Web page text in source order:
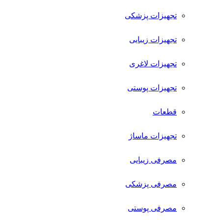
تجهیزات پزشکی
تجهیزات زیبایی
تجهیزات لاغری
تجهیزات پوستی
قطعات
تجهیزات ماساژ
مصرفی زیبایی
مصرفی پزشکی
مصرفی پوستی